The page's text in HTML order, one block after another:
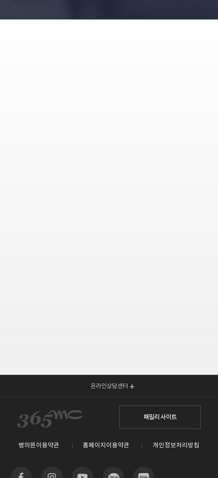
온라인상담센터
패밀리 사이트
병의원이용약관 홈페이지이용약관 개인정보처리방침